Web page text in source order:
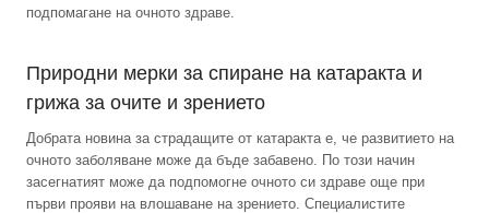
подпомагане на очното здраве.
Природни мерки за спиране на катаракта и
грижа за очите и зрението
Добрата новина за страдащите от катаракта е, че развитието на
очното заболяване може да бъде забавено. По този начин
засегнатият може да подпомогне очното си здраве още при
първи прояви на влошаване на зрението. Специалистите